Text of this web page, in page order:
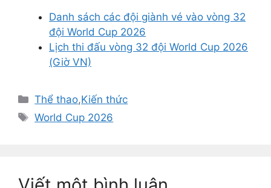
Danh sách các đội giành vé vào vòng 32
đội World Cup 2026
Lịch thi đấu vòng 32 đội World Cup 2026
(Giờ VN)
Danh
mục
Thể thao,Kiến thức
Thẻ
World Cup 2026